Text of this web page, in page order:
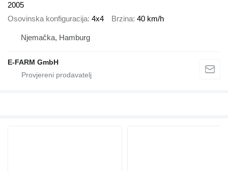
2005
Osovinska konfiguracija 4x4 Brzina 40 km/h
Njemačka, Hamburg
E-FARM GmbH